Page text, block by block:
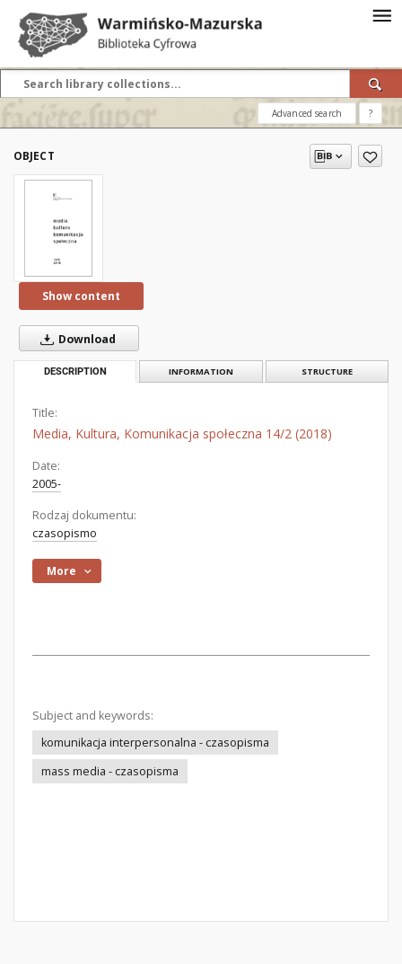
Advanced search ?
OBJECT
Show content
Download
DESCRIPTION INFORMATION STRUCTURE
Title:
Media, Kultura, Komunikacja społeczna 14/2 (2018)
Date:
2005-
Rodzaj dokumentu:
czasopismo
More
Subject and keywords:
komunikacja interpersonalna - czasopisma
mass media - czasopisma